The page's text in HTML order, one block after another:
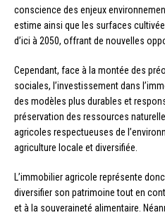
conscience des enjeux
estime ainsi que les surfaces
d’ici à 2050, offrant de nouvelles
Cependant, face à la montée des
sociales, l’investissement dans
des modèles plus durables et
préservation des ressources
agricoles respectueuses de
agriculture locale et diversifiée.
L’immobilier agricole représente
diversifier son patrimoine tout en
et à la souveraineté alimentaire.